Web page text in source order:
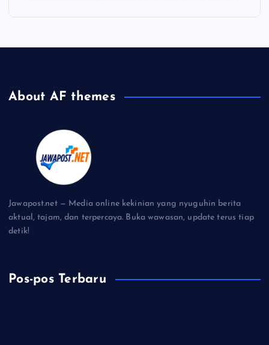
About AF themes
Jawapost.net — Media online kekinian yang nyuguhin berita
aktual, tajam, dan terpercaya. Buka wawasan, update terus tiap
detik!
Pos-pos Terbaru